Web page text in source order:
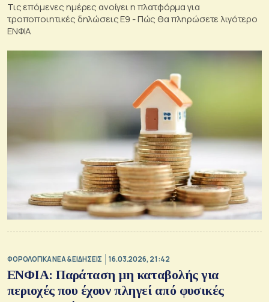
Τις επόμενες ημέρες ανοίγει η πλατφόρμα για
τροποποιητικές δηλώσεις Ε9 - Πώς θα πληρώσετε λιγότερο
ΕΝΦΙΑ
ΦΟΡΟΛΟΓΙΚΑ ΝΕΑ & EΙΔΗΣΕΙΣ 16.03.2026, 21:42
ΕΝΦΙΑ: Παράταση μη καταβολής για
περιοχές που έχουν πληγεί από φυσικές